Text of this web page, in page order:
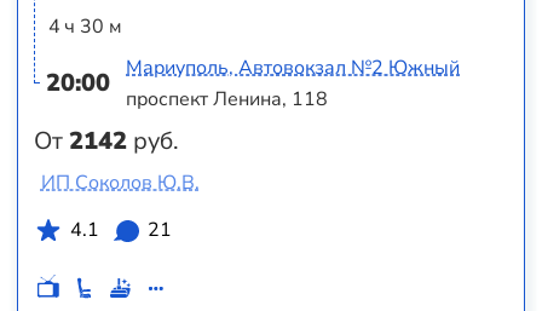
4 ч 30 м
20:00
От2142 руб.
Мариуполь, Автовокзал №2 Южный
проспект Ленина, 118
ИП Соколов Ю.В.
4.1
21